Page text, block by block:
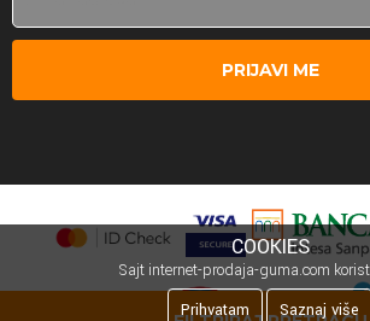
PRIJAVI ME
COOKIES
Sajt internet-prodaja-guma.com
Prihvatam
Saznaj više